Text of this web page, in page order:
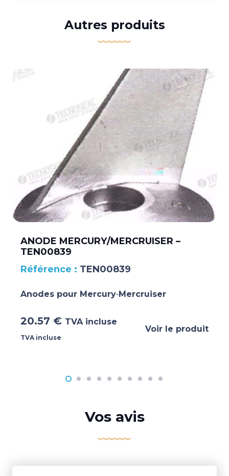
Autres produits
ANODE MERCURY/MERCRUISER –
TEN00839
TEN00839
Anodes pour Mercury‐Mercruiser
20.57 € TVA incluse
TVA incluse
Voir le produit
Vos avis